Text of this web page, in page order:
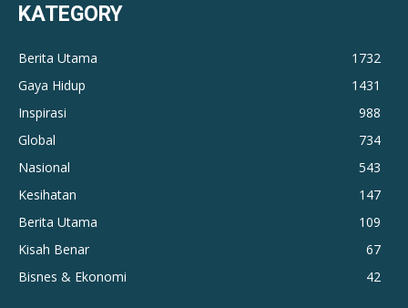
KATEGORY
Berita Utama
1732
Gaya Hidup
1431
Inspirasi
988
Global
734
Nasional
543
Kesihatan
147
Berita Utama
109
Kisah Benar
67
Bisnes & Ekonomi
42